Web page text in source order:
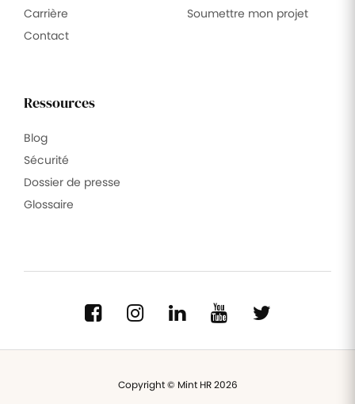
Carrière
Contact
Soumettre mon projet
Ressources
Blog
Sécurité
Dossier de presse
Glossaire
Copyright © Mint HR 2026